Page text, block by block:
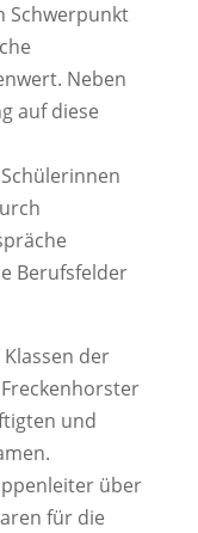
Schwerpunkt
Neben
auf diese
Berufsfelder
der
und
über
für die